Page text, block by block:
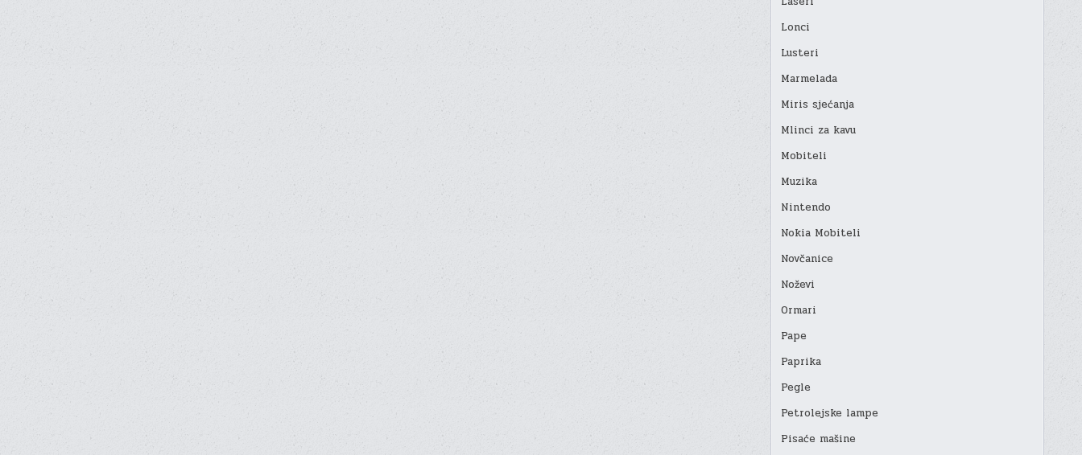
Lonci
Lusteri
Marmelada
Miris sjećanja
Mlinci za kavu
Mobiteli
Muzika
Nintendo
Nokia Mobiteli
Novčanice
Noževi
Ormari
Pape
Paprika
Pegle
Petrolejske lampe
Pisaće mašine